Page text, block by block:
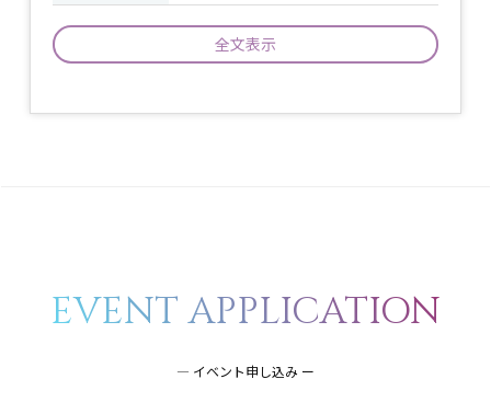
全文表示
スティールパンはカリブ海に浮かぶ島国
ールパンライブ&体験会を行います。ど
うぞお気軽にご参加ください♪
EVENT APPLICATION
― イベント申し込み ー